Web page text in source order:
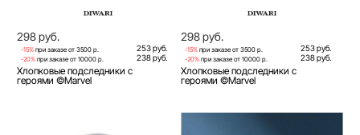
298 руб.
-15% при заказе от 3500 р. 253 руб.
-20% при заказе от 10000 р. 238 руб.
Хлопковые подследники с
героями ©Marvel
298 руб.
-15% при заказе от 3500 р. 253 руб.
-20% при заказе от 10000 р. 238 руб.
Хлопковые подследники с
героями ©Marvel